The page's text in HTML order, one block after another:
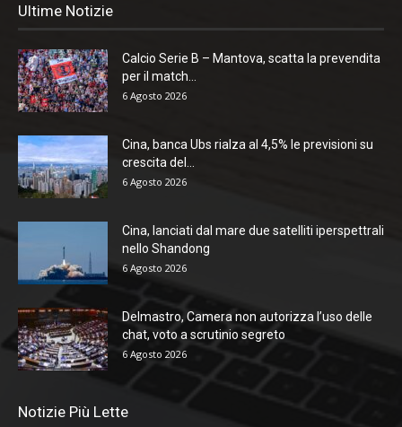
Ultime Notizie
Calcio Serie B – Mantova, scatta la prevendita
per il match...
6 Agosto 2026
Cina, banca Ubs rialza al 4,5% le previsioni su
crescita del...
6 Agosto 2026
Cina, lanciati dal mare due satelliti iperspettrali
nello Shandong
6 Agosto 2026
Delmastro, Camera non autorizza l’uso delle
chat, voto a scrutinio segreto
6 Agosto 2026
Notizie Più Lette